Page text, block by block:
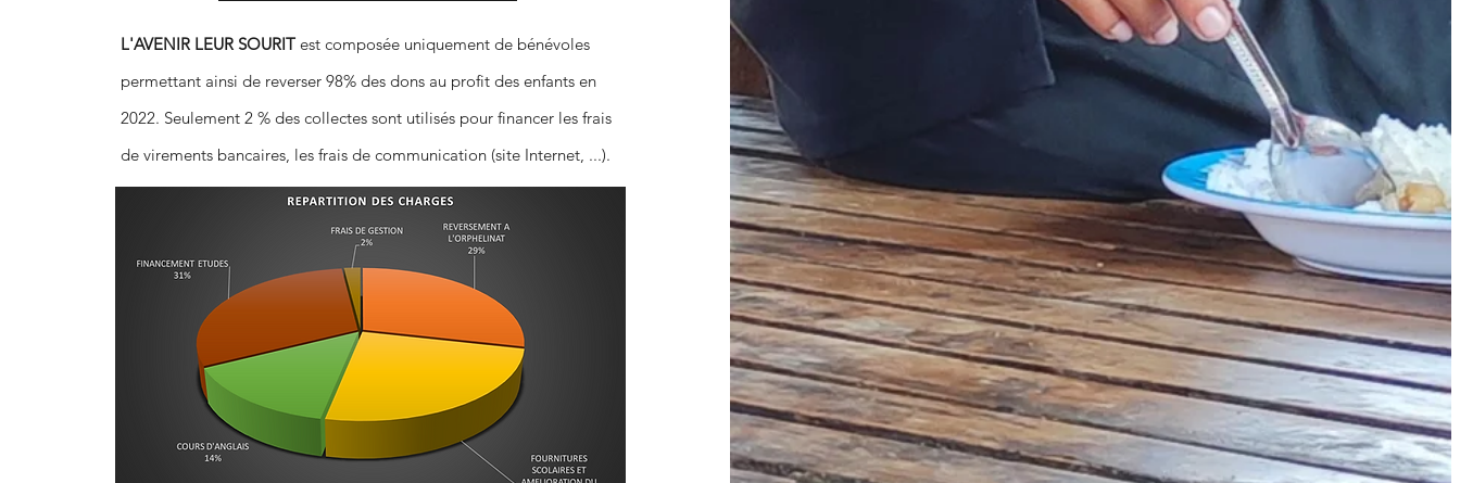
L'AVENIR LEUR SOURIT est composée uniquement de bénévoles
permettant ainsi de reverser 98% des dons au profit des enfants en
2022. Seulement 2 % des collectes sont utilisés pour financer les frais
de virements bancaires, les frais de communication (site Internet, ...).